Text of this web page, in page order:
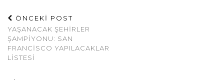
ÖNCEKİ POST
YAŞANACAK ŞEHIRLER
ŞAMPIYONU: SAN
FRANCISCO YAPILACAKLAR
LISTESI